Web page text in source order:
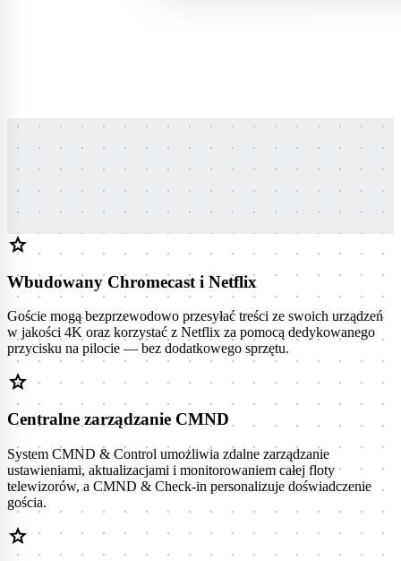
star
Wbudowany Chromecast i Netflix
Goście mogą bezprzewodowo przesyłać treści ze swoich urządzeń
w jakości 4K oraz korzystać z Netflix za pomocą dedykowanego
przycisku na pilocie — bez dodatkowego sprzętu.
star
Centralne zarządzanie CMND
System CMND & Control umożliwia zdalne zarządzanie
ustawieniami, aktualizacjami i monitorowaniem całej floty
telewizorów, a CMND & Check-in personalizuje doświadczenie
gościa.
star